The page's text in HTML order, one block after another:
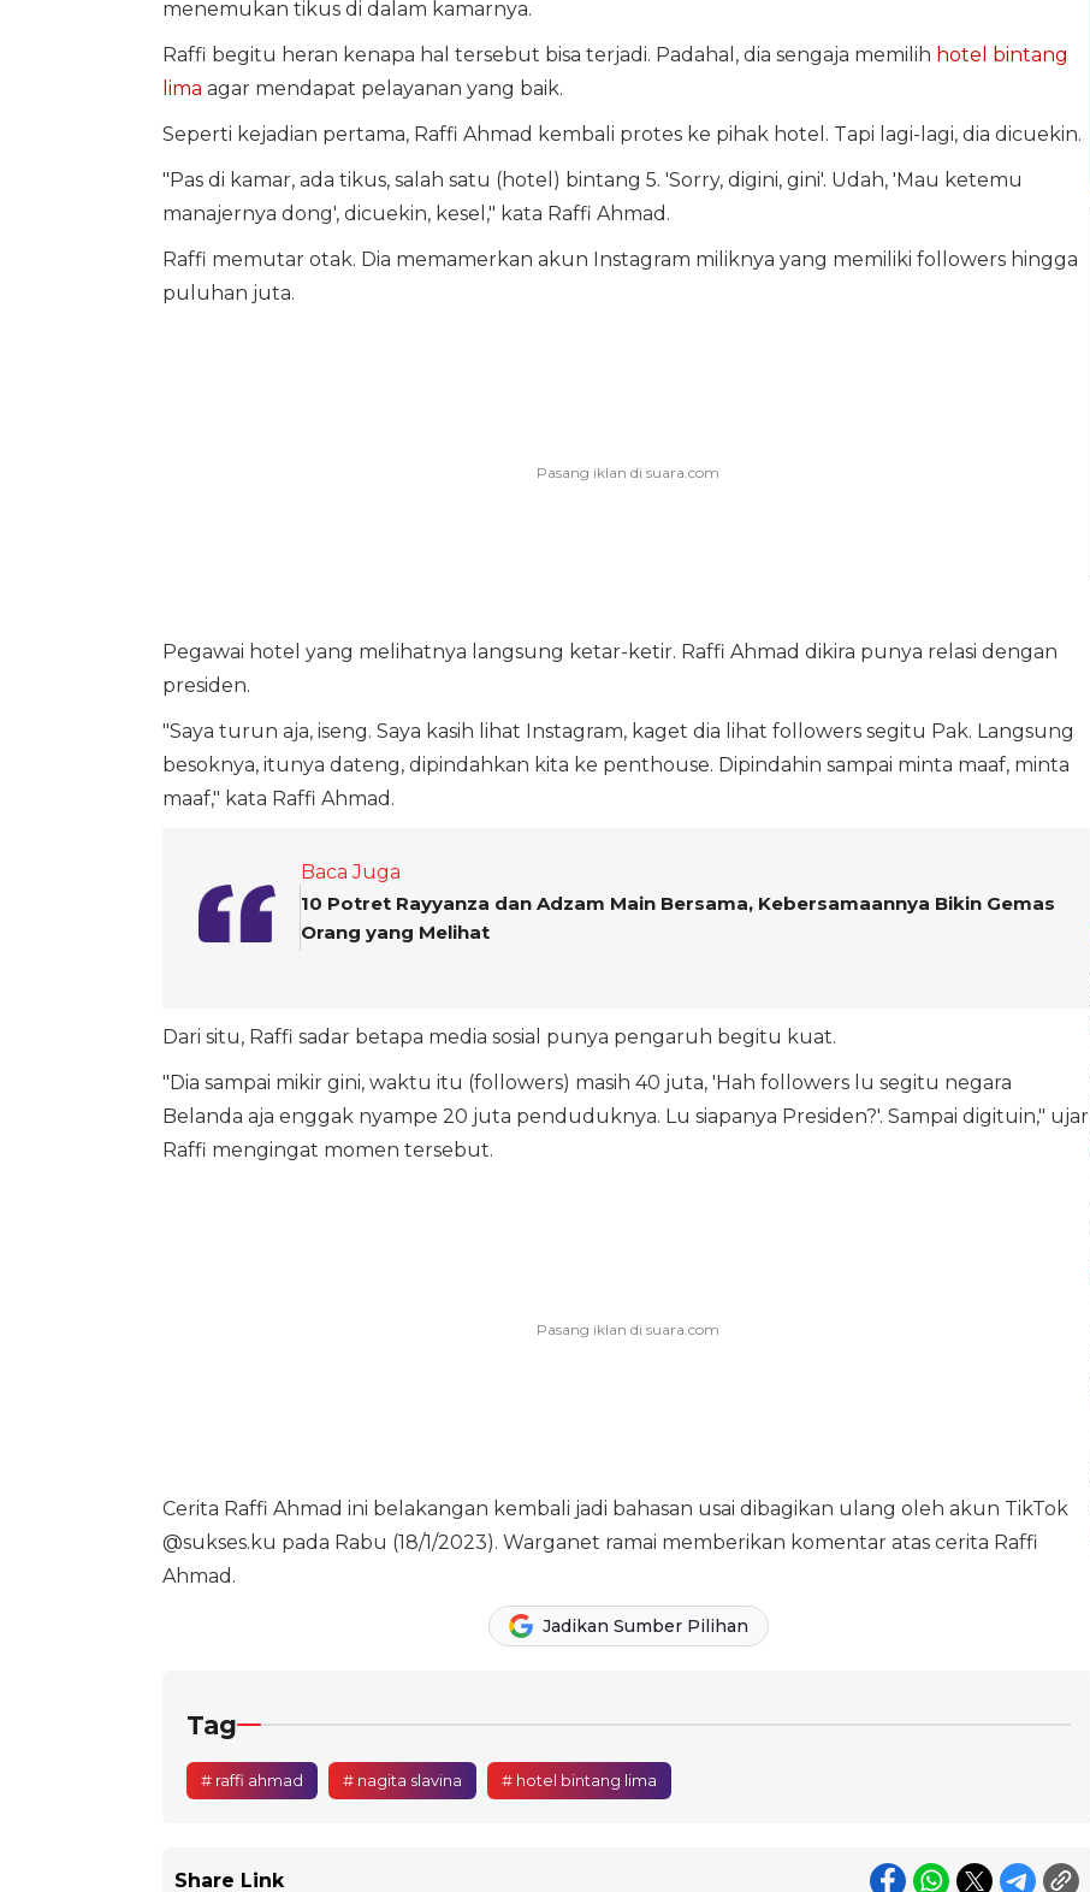
menemukan tikus di dalam kamarnya.
Raffi begitu heran kenapa hal tersebut bisa terjadi. Padahal, dia sengaja memilih hotel bintang
lima agar mendapat pelayanan yang baik.
Seperti kejadian pertama, Raffi Ahmad kembali protes ke pihak hotel. Tapi lagi-lagi, dia dicuekin.
"Pas di kamar, ada tikus, salah satu (hotel) bintang 5. 'Sorry, digini, gini'. Udah, 'Mau ketemu
manajernya dong', dicuekin, kesel," kata Raffi Ahmad.
Raffi memutar otak. Dia memamerkan akun Instagram miliknya yang memiliki followers hingga
puluhan juta.
Pegawai hotel yang melihatnya langsung ketar-ketir. Raffi Ahmad dikira punya relasi dengan
presiden.
"Saya turun aja, iseng. Saya kasih lihat Instagram, kaget dia lihat followers segitu Pak. Langsung
besoknya, itunya dateng, dipindahkan kita ke penthouse. Dipindahin sampai minta maaf, minta
maaf," kata Raffi Ahmad.
Baca Juga
10 Potret Rayyanza dan Adzam Main Bersama, Kebersamaannya Bikin Gemas
Orang yang Melihat
Dari situ, Raffi sadar betapa media sosial punya pengaruh begitu kuat.
"Dia sampai mikir gini, waktu itu (followers) masih 40 juta, 'Hah followers lu segitu negara
Belanda aja enggak nyampe 20 juta penduduknya. Lu siapanya Presiden?'. Sampai digituin," ujar
Raffi mengingat momen tersebut.
Cerita Raffi Ahmad ini belakangan kembali jadi bahasan usai dibagikan ulang oleh akun TikTok
@sukses.ku pada Rabu (18/1/2023). Warganet ramai memberikan komentar atas cerita Raffi
Ahmad.
Jadikan Sumber Pilihan
Tag
# raffi ahmad # nagita slavina # hotel bintang lima
Share Link